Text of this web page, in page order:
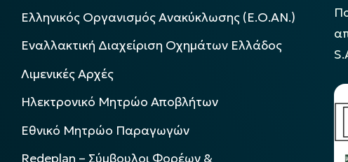
Ελληνικός Οργανισμός Ανακύκλωσης (Ε.Ο.ΑΝ.)
Εναλλακτική Διαχείριση Οχημάτων Ελλάδος
Λιμενικές Αρχές
Ηλεκτρονικό Μητρώο Αποβλήτων
Εθνικό Μητρώο Παραγωγών
Redeplan – Σύμβουλοι Φορέων &